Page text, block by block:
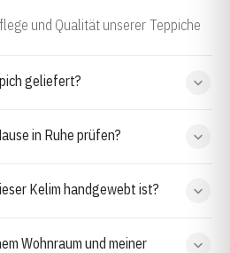
und Qualität unserer Teppiche
geliefert?
in Ruhe prüfen?
Kelim handgewebt ist?
Wohnraum und meiner